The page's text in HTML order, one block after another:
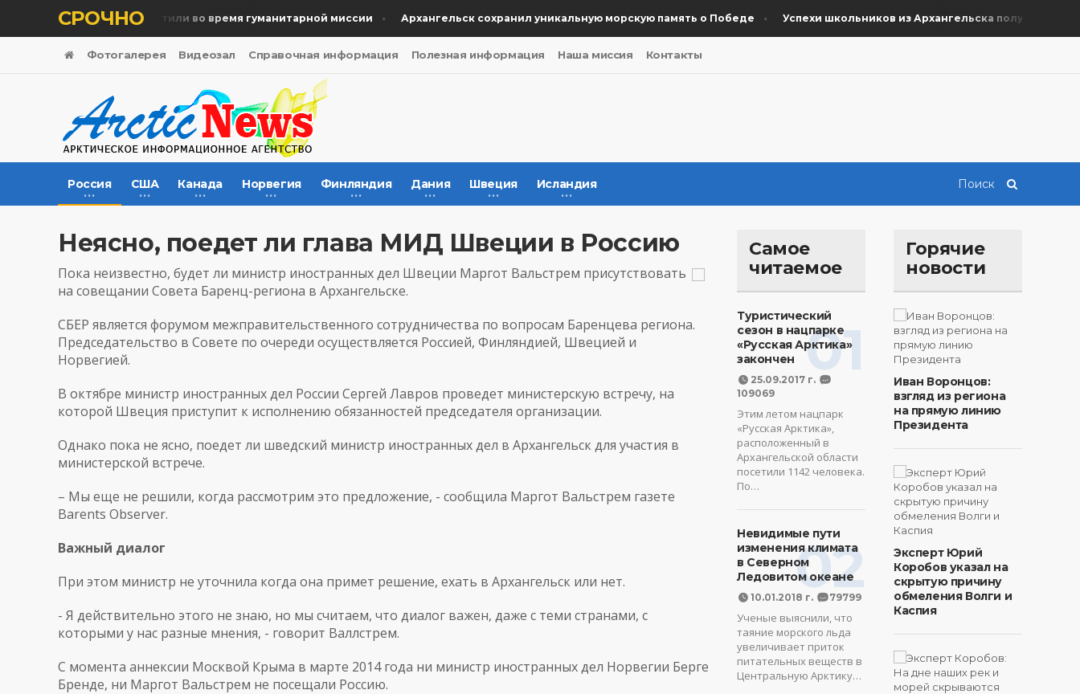
СРОЧНО
Память жертв почтили во время гуманитарной миссии Архангельск сохранил уникальную морскую память о Победе Успехи школьников из Архангельска получили
Фотогалерея Видеозал Справочная информация Полезная информация Наша миссия Контакты
Россия США Канада Норвегия Финляндия Дания Швеция Исландия
Неясно, поедет ли глава МИД Швеции в Россию
Пока неизвестно, будет ли министр иностранных дел Швеции Маргот Вальстрем присутствовать
на совещании Совета Баренц-региона в Архангельске.
СБЕР является форумом межправительственного сотрудничества по вопросам Баренцева региона.
Председательство в Совете по очереди осуществляется Россией, Финляндией, Швецией и
Норвегией.
В октябре министр иностранных дел России Сергей Лавров проведет министерскую встречу, на
которой Швеция приступит к исполнению обязанностей председателя организации.
Однако пока не ясно, поедет ли шведский министр иностранных дел в Архангельск для участия в
министерской встрече.
– Мы еще не решили, когда рассмотрим это предложение, - сообщила Маргот Вальстрем газете
Barents Observer.
Важный диалог
При этом министр не уточнила когда она примет решение, ехать в Архангельск или нет.
- Я действительно этого не знаю, но мы считаем, что диалог важен, даже с теми странами, с
которыми у нас разные мнения, - говорит Валлстрем.
С момента аннексии Москвой Крыма в марте 2014 года ни министр иностранных дел Норвегии Берге
Бренде, ни Маргот Вальстрем не посещали Россию.
Самое
читаемое
01
Туристический
сезон в нацпарке
«Русская Арктика»
закончен
25.09.2017 г.
109069
Этим летом нацпарк
«Русская Арктика»,
расположенный в
Архангельской области
посетили 1142 человека.
По…
02
Невидимые пути
изменения климата
в Северном
Ледовитом океане
10.01.2018 г. 79799
Ученые выяснили, что
таяние морского льда
увеличивает приток
питательных веществ в
Центральную Арктику…
Горячие
новости
Иван Воронцов:
взгляд из региона
на прямую линию
Президента
Эксперт Юрий
Коробов указал на
скрытую причину
обмеления Волги и
Каспия